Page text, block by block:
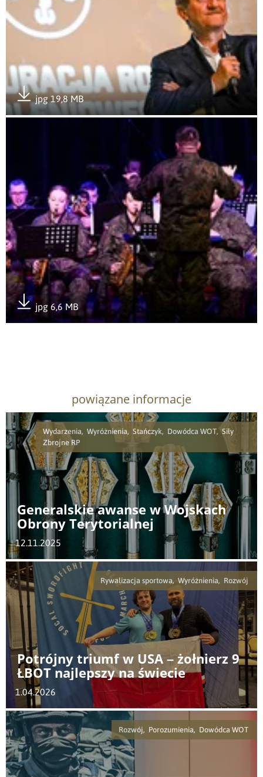
jpg 19,8 MB
Pobierz załącznik
Otwórz załącznik Nowy rok szkoleniowy w WOT
jpg 6,6 MB
Pobierz załącznik
powiązane informacje
Wydarzenia, Wyróżnienia, Stańczyk, Dowódca WOT, Siły
Zbrojne RP
Generalskie awanse w Wojskach
Obrony Terytorialnej
12.11.2025
Rywalizacja sportowa, Wyróżnienia, Rozwój
Potrójny triumf w USA – żołnierz 9
ŁBOT najlepszy na świecie
1.04.2026
Rozwój, Porozumienia, Dowódca WOT